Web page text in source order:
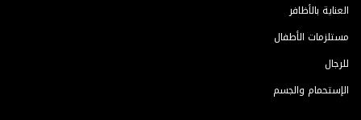
العناية بالأظافر
مستلزمات الأطفال
للرجال
الإستحمام والجسم